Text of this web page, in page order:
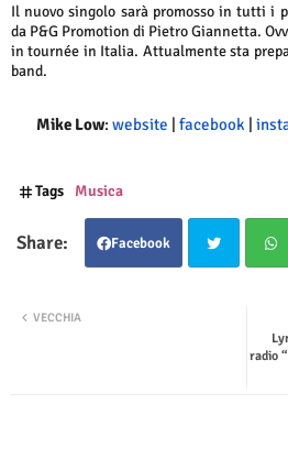
Il nuovo singolo sarà promosso in tutti i
da P&G Promotion di Pietro Giannetta.
in tournée in Italia. Attualmente sta
band.
Mike Low: website | facebook |
Tags Musica
Facebook
tsap
radio
VECCHIA